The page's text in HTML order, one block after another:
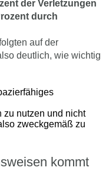
der Verletzungen
durch
auf der
deutlich, wie wichtig
zu nutzen und nicht
zweckgemäß zu
kommt